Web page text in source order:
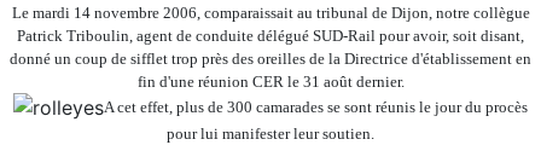
Le mardi 14 novembre 2006, comparaissait au tribunal de Dijon, notre collègue
Patrick Triboulin, agent de conduite délégué SUD-Rail pour avoir, soit disant,
donné un coup de sifflet trop près des oreilles de la Directrice d'établissement en
fin d'une réunion CER le 31 août dernier.
A cet effet, plus de 300 camarades se sont réunis le jour du procès
pour lui manifester leur soutien.